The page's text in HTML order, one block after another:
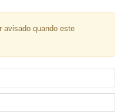
avisado quando este